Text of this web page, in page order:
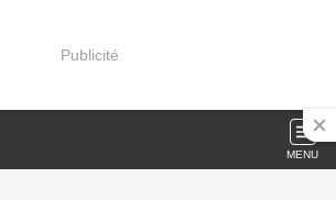
Publicité
MENU